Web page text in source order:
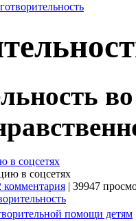
в соцсетях
комментария | 39947
помощи детям